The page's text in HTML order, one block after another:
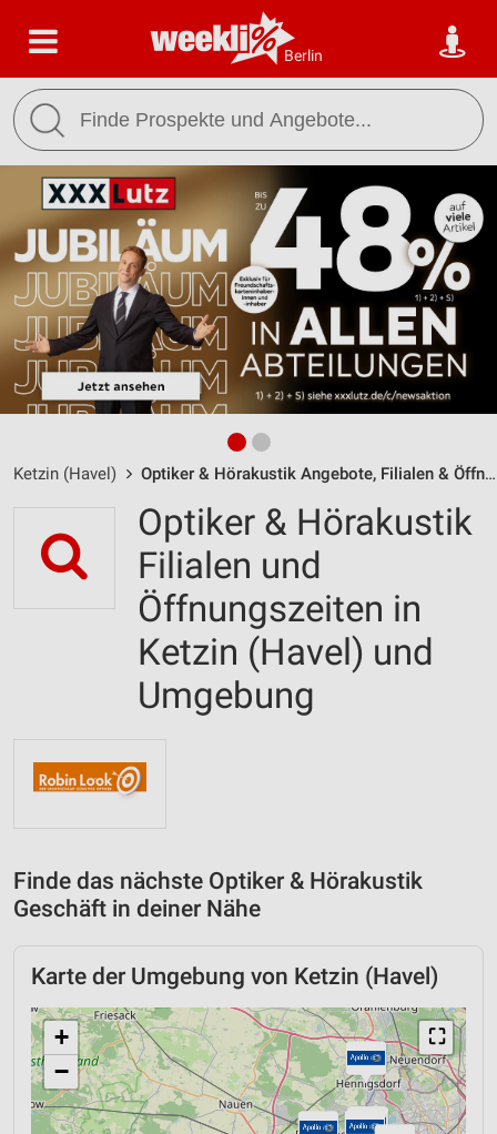
Berlin
Ketzin (Havel) Optiker & Hörakustik Angebote, Filialen & Öffnungszeiten
Optiker & Hörakustik
Filialen und
Öffnungszeiten in
Ketzin (Havel) und
Umgebung
Finde das nächste Optiker & Hörakustik
Geschäft in deiner Nähe
Karte der Umgebung von Ketzin (Havel)
⛶
+
−